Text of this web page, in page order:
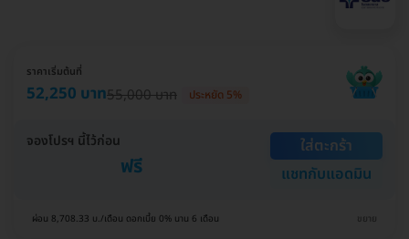
ราคาเริ่มต้นที่
52,250 บาท55,000 บาท ประหยัด 5%
จองโปรฯ นี้ไว้ก่อน
ฟรี
ใส่ตะกร้า
แชทกับแอดมิน
ผ่อน 8,708.33 บ./เดือน ดอกเบี้ย 0% นาน 6 เดือน ขยาย